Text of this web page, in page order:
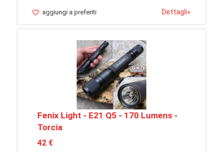
aggiungi a preferiti Dettagli»
Fenix Light - E21 Q5 - 170 Lumens -
Torcia
42 €